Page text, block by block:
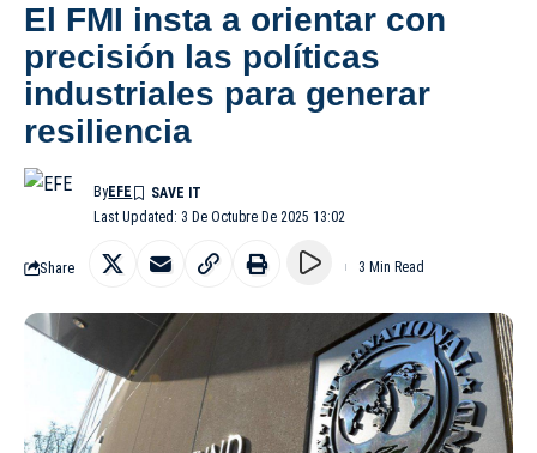
El FMI insta a orientar con
precisión las políticas
industriales para generar
resiliencia
Last Updated: 3 De Octubre De 2025 13:02
ByEFE
Share 3 Min Read